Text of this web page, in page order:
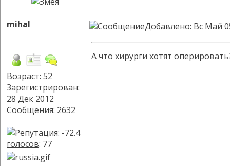
mihal
Возраст: 52
Зарегистрирован:
28 Дек 2012
Сообщения: 2632
голосов: 77
Добавлено: Вс Май
А что хирурги хотят